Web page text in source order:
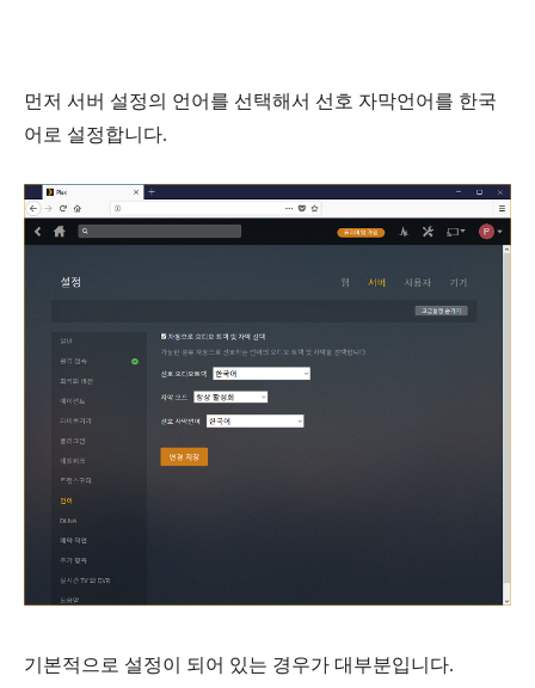
먼저 서버 설정의 언어 를 선택해서 선호 자막언어 를 한국
어로 설정합니다.
기본적으로 설정이 되어 있는 경우가 대부분입니다.